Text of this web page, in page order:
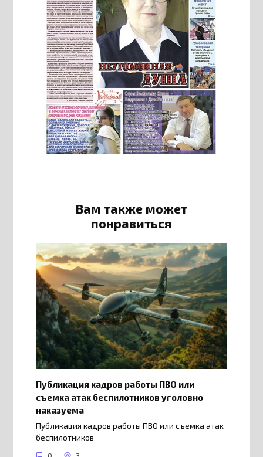
Вам также может
понравиться
Публикация кадров работы ПВО или
съемка атак беспилотников уголовно
наказуема
Публикация кадров работы ПВО или съемка атак
беспилотников
0 3